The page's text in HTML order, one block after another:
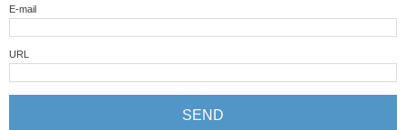
E-mail
URL